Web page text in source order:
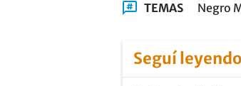
TEMAS Negro
Seguí leyendo